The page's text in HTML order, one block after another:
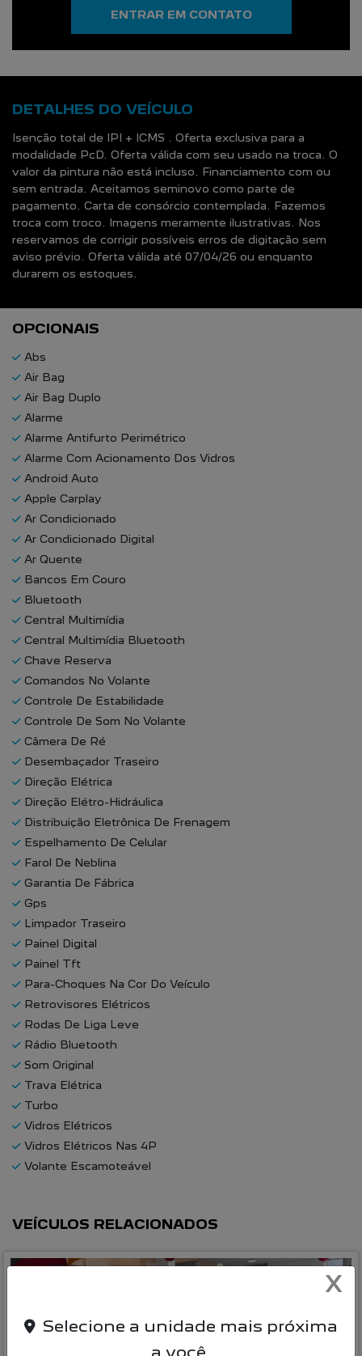
ENTRAR EM CONTATO
DETALHES DO VEÍCULO
Isenção total de IPI + ICMS . Oferta exclusiva para a
modalidade PcD. Oferta válida com seu usado na troca. O
valor da pintura não está incluso. Financiamento com ou
sem entrada. Aceitamos seminovo como parte de
pagamento. Carta de consórcio contemplada. Fazemos
troca com troco. Imagens meramente ilustrativas. Nos
reservamos de corrigir possíveis erros de digitação sem
aviso prévio. Oferta válida até 07/04/26 ou enquanto
durarem os estoques.
OPCIONAIS
Abs
Air Bag
Air Bag Duplo
Alarme
Alarme Antifurto Perimétrico
Alarme Com Acionamento Dos Vidros
Android Auto
Apple Carplay
Ar Condicionado
Ar Condicionado Digital
Ar Quente
Bancos Em Couro
Bluetooth
Central Multimídia
Central Multimídia Bluetooth
Chave Reserva
Comandos No Volante
Controle De Estabilidade
Controle De Som No Volante
Câmera De Ré
Desembaçador Traseiro
Direção Elétrica
Direção Elétro-Hidráulica
Distribuição Eletrônica De Frenagem
Espelhamento De Celular
Farol De Neblina
Garantia De Fábrica
Gps
Limpador Traseiro
Painel Digital
Painel Tft
Para-Choques Na Cor Do Veículo
Retrovisores Elétricos
Rodas De Liga Leve
Rádio Bluetooth
Som Original
Trava Elétrica
Turbo
Vidros Elétricos
Vidros Elétricos Nas 4P
Volante Escamoteável
VEÍCULOS RELACIONADOS
X
Selecione a unidade mais próxima
a você.